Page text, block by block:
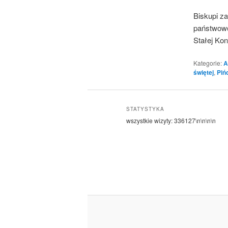
Biskupi
Stałej
Kategorie:
świętej,
STATYSTYKA
wszystkie wizyty:336127\n\n\n\n